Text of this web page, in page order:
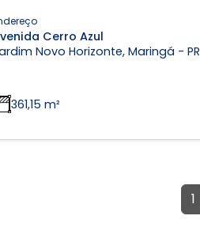
Cerro Azul
Novo Horizonte, Maringá - PR
361,15 m²
1